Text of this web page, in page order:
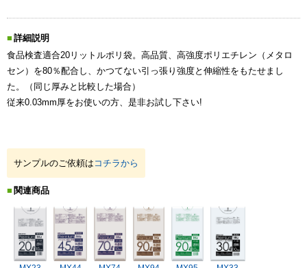
詳細説明
食品検査適合20リットルポリ袋。高品質、高強度ポリエチレン（メタロ
セン）を80％配合し、かつてない引っ張り強度と伸縮性をもたせまし
た。（同じ厚みと比較した場合）
従来0.03mm厚をお使いの方、是非お試し下さい!
サンプルのご依頼は コチラから
関連商品